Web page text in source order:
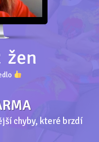
žen
chyby, které brzdí